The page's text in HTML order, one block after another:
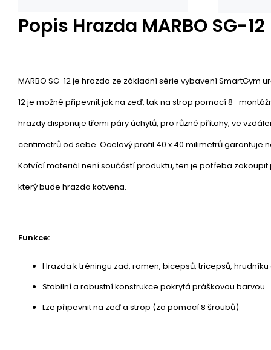
Popis Hrazda MARBO SG-12
MARBO SG-12 je hrazda ze základní série vybavení SmartGym
12 je možné připevnit jak na zeď, tak na strop pomocí 8-
hrazdy disponuje třemi páry úchytů, pro různé přítahy, ve
centimetrů od sebe. Ocelový profil 40 x 40 milimetrů garantuje
Kotvící materiál není součástí produktu, ten je potřeba
který bude hrazda kotvena.
Funkce:
Hrazda k tréningu zad, ramen, bicepsů, tricepsů,
Stabilní a robustní konstrukce pokrytá práškovou barvou
Lze připevnit na zeď a strop (za pomocí 8 šroubů)